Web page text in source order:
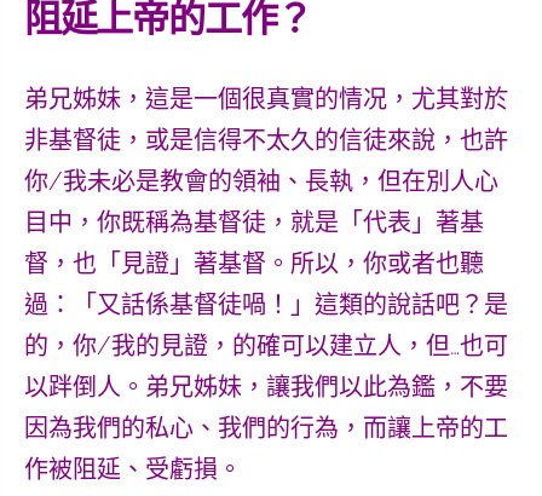
阻延上帝的工作？
弟兄姊妹，這是一個很真實的情况，尤其對於
非基督徒，或是信得不太久的信徒來說，也許
你/我未必是教會的領袖、長執，但在別人心
目中，你既稱為基督徒，就是「代表」著基
督，也「見證」著基督。所以，你或者也聽
過：「又話係基督徒喎！」這類的說話吧？是
的，你/我的見證，的確可以建立人，但…也可
以跘倒人。弟兄姊妹，讓我們以此為鑑，不要
因為我們的私心、我們的行為，而讓上帝的工
作被阻延、受虧損。